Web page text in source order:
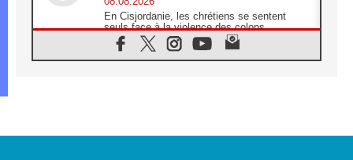
En Cisjordanie, les chrétiens se sentent
seuls face à la violence des colons
08.08.2026
Léon XIV au sanctuaire de Notre Dame du
08.08.2026